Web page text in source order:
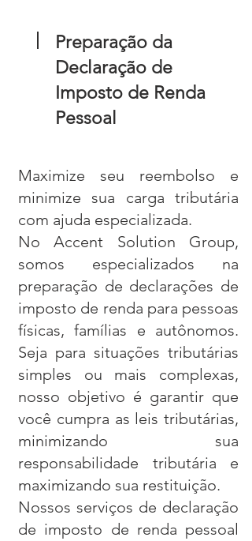
Preparação da
Declaração de
Imposto de Renda
Pessoal
Maximize seu reembolso e
minimize sua carga tributária
com ajuda especializada.
No Accent Solution Group,
somos especializados na
preparação de declarações de
imposto de renda para pessoas
físicas, famílias e autônomos.
Seja para situações tributárias
simples ou mais complexas,
nosso objetivo é garantir que
você cumpra as leis tributárias,
minimizando sua
responsabilidade tributária e
maximizando sua restituição.
Nossos serviços de declaração
de imposto de renda pessoal